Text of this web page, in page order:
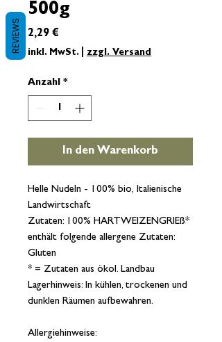
500g
2,29 €
inkl. MwSt.| zzgl. Versand
Anzahl *
In den Warenkorb
Helle Nudeln - 100% bio, Italienische
Landwirtschaft
Zutaten: 100% HARTWEIZENGRIEß*
enthält folgende allergene Zutaten:
Gluten
* = Zutaten aus ökol. Landbau
Lagerhinweis: In kühlen, trockenen und
dunklen Räumen aufbewahren.
Allergiehinweise:
REVIEWS